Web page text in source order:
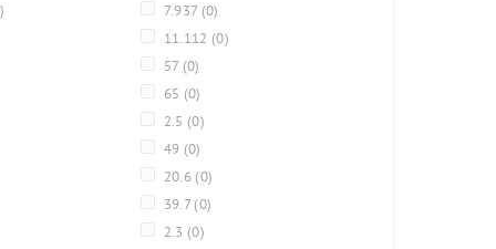
7.937 (0)
11.112 (0)
57 (0)
65 (0)
2.5 (0)
49 (0)
20.6 (0)
39.7 (0)
2.3 (0)